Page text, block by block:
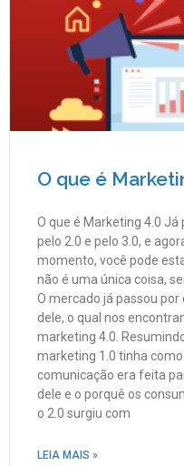
O que é
O que é Marketing 4.0
pelo 2.0 e pelo 3.0, e
momento, você pode
não é uma única coisa,
O mercado já passou
dele, o qual nos
marketing 4.0.
marketing 1.0 tinha
comunicação era feita
dele e o porquê os
o 2.0 surgiu com
LEIA MAIS »